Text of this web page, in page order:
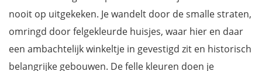
nooit op uitgekeken. Je wandelt door de smalle straten,
omringd door felgekleurde huisjes, waar hier en daar
een ambachtelijk winkeltje in gevestigd zit en historisch
belangrijke gebouwen. De felle kleuren doen je